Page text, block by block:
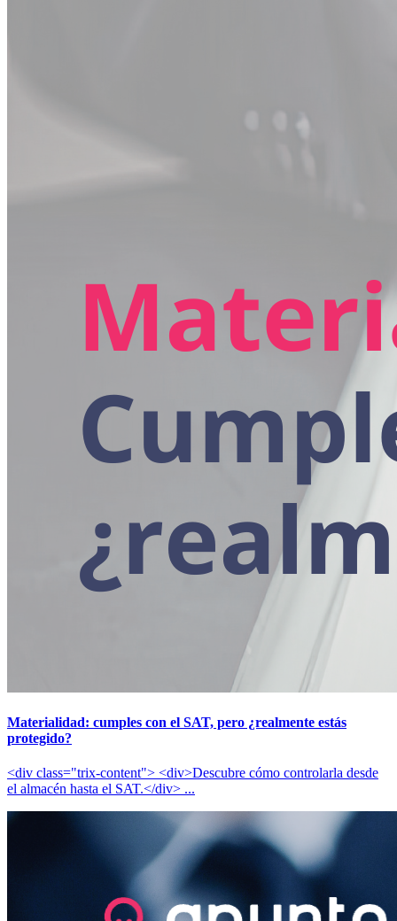
Materialidad: cumples con el SAT, pero ¿realmente estás
protegido?
<div class="trix-content"> <div>Descubre cómo controlarla desde
el almacén hasta el SAT.</div> ...